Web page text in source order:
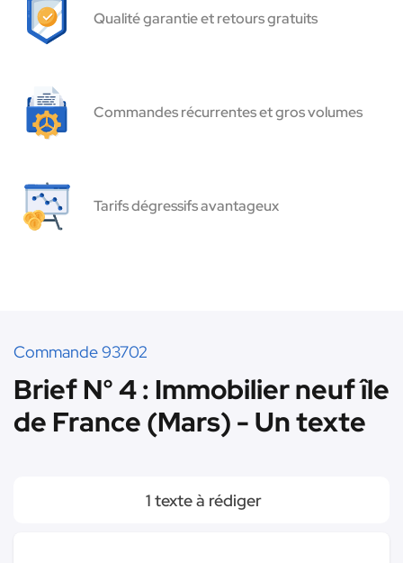
Qualité garantie et retours gratuits
Commandes récurrentes et gros volumes
Tarifs dégressifs avantageux
Commande 93702
Brief N° 4 : Immobilier neuf île
de France (Mars) - Un texte
1 texte à rédiger